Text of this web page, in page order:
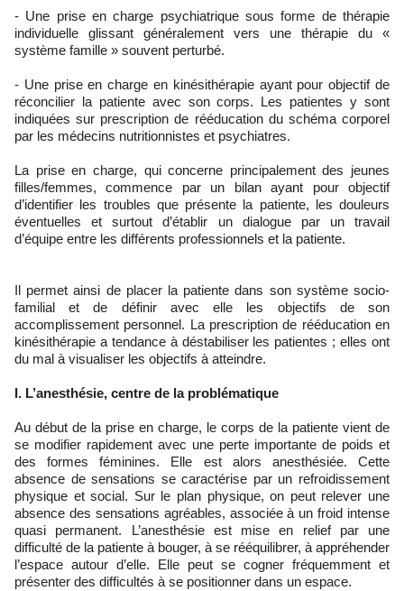
- Une prise en charge psychiatrique sous forme de thérapie
individuelle glissant généralement vers une thérapie du «
système famille » souvent perturbé.
- Une prise en charge en kinésithérapie ayant pour objectif de
réconcilier la patiente avec son corps. Les patientes y sont
indiquées sur prescription de rééducation du schéma corporel
par les médecins nutritionnistes et psychiatres.
La prise en charge, qui concerne principalement des jeunes
filles/femmes, commence par un bilan ayant pour objectif
d’identifier les troubles que présente la patiente, les douleurs
éventuelles et surtout d’établir un dialogue par un travail
d’équipe entre les différents professionnels et la patiente.
Il permet ainsi de placer la patiente dans son système socio-
familial et de définir avec elle les objectifs de son
accomplissement personnel. La prescription de rééducation en
kinésithérapie a tendance à déstabiliser les patientes ; elles ont
du mal à visualiser les objectifs à atteindre.
I. L’anesthésie, centre de la problématique
Au début de la prise en charge, le corps de la patiente vient de
se modifier rapidement avec une perte importante de poids et
des formes féminines. Elle est alors anesthésiée. Cette
absence de sensations se caractérise par un refroidissement
physique et social. Sur le plan physique, on peut relever une
absence des sensations agréables, associée à un froid intense
quasi permanent. L’anesthésie est mise en relief par une
difficulté de la patiente à bouger, à se rééquilibrer, à appréhender
l’espace autour d’elle. Elle peut se cogner fréquemment et
présenter des difficultés à se positionner dans un espace.